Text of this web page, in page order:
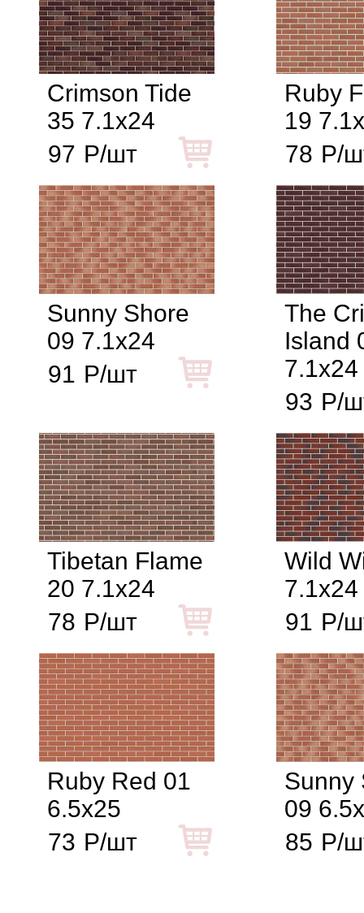
Crimson Tide
35 7.1x24
97 Р/шт
Ruby
19
78 Р/
Sunny Shore
09 7.1x24
91 Р/шт
The
Island
7.1x24
93 Р/
Tibetan Flame
20 7.1x24
78 Р/шт
Wild
7.1x24
91 Р/
Ruby Red 01
6.5x25
73 Р/шт
Sunny
09
85 Р/